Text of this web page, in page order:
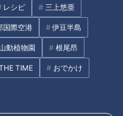
レシピ 三上悠亜
国際空港 伊豆半島
動植物園 根尾昂
TIME おでかけ
さんは言います。